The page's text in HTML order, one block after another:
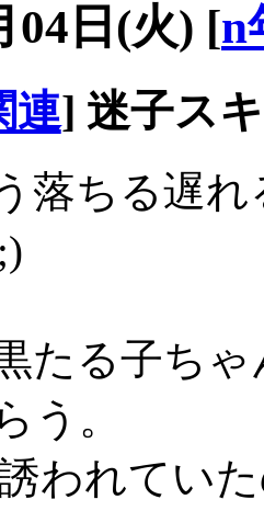
04日(火) [n
連] 迷子ス
落ちる遅
たる子ち
う。
われてい